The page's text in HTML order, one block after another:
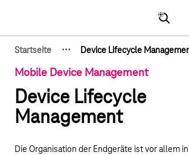
Startseite
Zeige verborgene
··· Device Lifecycle
Mobile Device Management
Device Lifecycle
Management
Die Organisation der Endgeräte ist vor allem